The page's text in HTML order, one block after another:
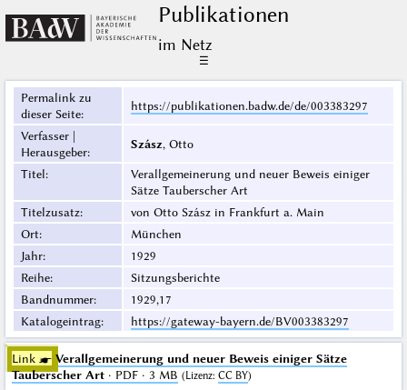
Publikationen
im Netz
☰
Permalink zu
dieser Seite:
https://publikationen.badw.de/de/003383297
Verfasser |
Herausgeber:
Szász, Otto
Titel:
Verallgemeinerung und neuer Beweis einiger
Sätze Tauberscher Art
Titelzusatz:
von Otto Szász in Frankfurt a. Main
Ort:
München
Jahr:
1929
Reihe:
Sitzungsberichte
Bandnummer:
1929,17
Katalogeintrag: https://gateway-bayern.de/BV003383297
Link ☛ Verallgemeinerung und neuer Beweis einiger Sätze
Tauberscher Art· PDF · 3 MB (Lizenz: CC BY)